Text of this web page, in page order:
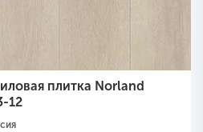
плитка Norland
12